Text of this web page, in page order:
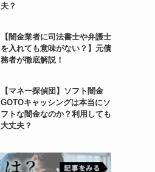
夫？
【闇金業者に司法書士や弁護士
を入れても意味がない？】元債
務者が徹底解説！
【マネー探偵団】ソフト闇金
GOTOキャッシングは本当にソ
フトな闇金なのか？利用しても
大丈夫？